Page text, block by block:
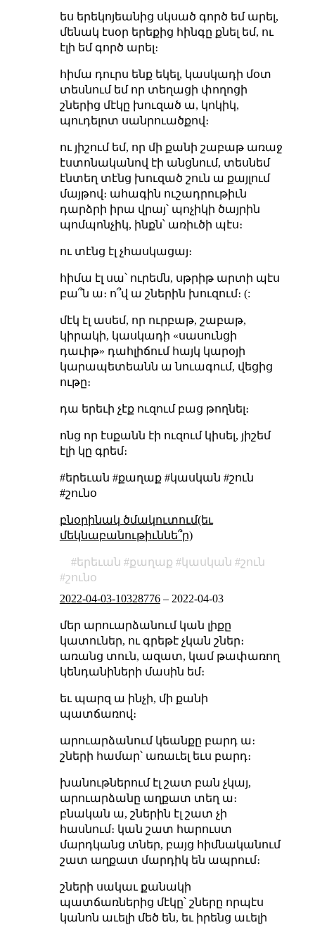
ես երեկոյեանից սկսած գործ եմ արել,
մենակ էսօր երեքից հինգը քնել եմ, ու
էլի եմ գործ արել։
հիմա դուրս ենք եկել, կասկադի մօտ
տեսնում եմ որ տեղացի փողոցի
շներից մէկը խուզած ա, կոկիկ,
պուդելոտ սանրուածքով։
ու յիշում եմ, որ մի քանի շաբաթ առաջ
էստոնականով էի անցնում, տեսնեմ
էնտեղ տէնց խուզած շուն ա քայլում
մայթով։ ահագին ուշադրութիւն
դարձրի իրա վրայ՝ պոչիկի ծայրին
պոմպոնչիկ, ինքն՝ առիւծի պէս։
ու տէնց էլ չհասկացայ։
հիմա էլ սա՝ ուրեմն, սթրիթ արտի պէս
բա՞ն ա։ ո՞վ ա շներին խուզում։ (:
մէկ էլ ասեմ, որ ուրբաթ, շաբաթ,
կիրակի, կասկադի «սասունցի
դաւիթ» դահլիճում հայկ կարօյի
կարապետեանն ա նուագում, վեցից
ութը։
դա երեւի չէք ուզում բաց թողնել։
ոնց որ էսքանն էի ուզում կիսել, յիշեմ
էլի կը գրեմ։
#երեւան #քաղաք #կասկան #շուն
#շունօ
բնօրինակ ծմակուտում(եւ
մեկնաբանութիւննե՞ր)
երեւան քաղաք կասկան
շուն
շունօ
2022-04-03-10328776– 2022-04-03
մեր արուարձանում կան լիքը
կատուներ, ու գրեթէ չկան շներ։
առանց տուն, ազատ, կամ թափառող
կենդանիների մասին եմ։
եւ պարզ ա ինչի, մի քանի
պատճառով։
արուարձանում կեանքը բարդ ա։
շների համար՝ առաւել եւս բարդ։
խանութներում էլ շատ բան չկայ,
արուարձանը աղքատ տեղ ա։
բնական ա, շներին էլ շատ չի
հասնում։ կան շատ հարուստ
մարդկանց տներ, բայց հիմնականում
շատ աղքատ մարդիկ են ապրում։
շների սակաւ քանակի
պատճառներից մէկը՝ շները որպէս
կանոն աւելի մեծ են, եւ իրենց աւելի